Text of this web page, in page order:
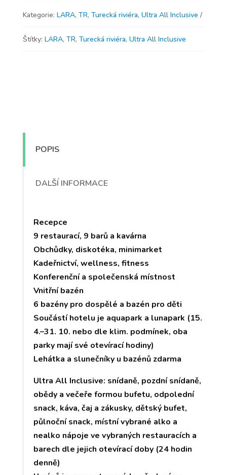
Kategorie: LARA, TR, Turecká riviéra, Ultra All Inclusive
Štítky: LARA, TR, Turecká riviéra, Ultra All Inclusive
POPIS
DALŠÍ INFORMACE
Recepce
9 restaurací, 9 barů a kavárna
Obchůdky, diskotéka, minimarket
Kadeřnictví, wellness, fitness
Konferenční a společenská místnost
Vnitřní bazén
6 bazény pro dospělé a bazén pro děti
Součástí hotelu je aquapark a lunapark (15.
4.–31. 10. nebo dle klim. podmínek, oba
parky mají své otevírací hodiny)
Lehátka a slunečníky u bazénů zdarma
Ultra All Inclusive: snídaně, pozdní snídaně,
obědy a večeře formou bufetu, odpolední
snack, káva, čaj a zákusky, dětský bufet,
půlnoční snack, místní vybrané alko a
nealko nápoje ve vybraných restauracích a
barech dle jejich otevírací doby (24 hodin
denně)